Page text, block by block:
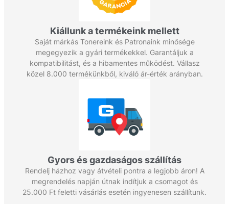
Kiállunk a termékeink mellett
Saját márkás Tonereink és Patronaink minősége
megegyezik a gyári termékekkel. Garantáljuk a
kompatibilitást, és a hibamentes működést. Vállasz
közel 8.000 termékünkből, kiváló ár-érték arányban.
Gyors és gazdaságos szállítás
Rendelj házhoz vagy átvételi pontra a legjobb áron! A
megrendelés napján útnak indítjuk a csomagot és
25.000 Ft feletti vásárlás esetén ingyenesen szállítunk.